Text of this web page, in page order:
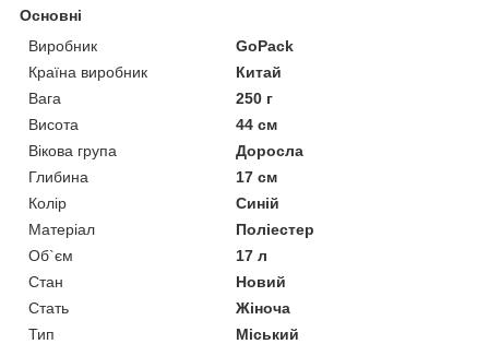
Основні
Виробник
GoPack
Країна виробник
Китай
Вага
250 г
Висота
44 см
Вікова група
Доросла
Глибина
17 см
Колір
Синій
Матеріал
Поліестер
Об`єм
17 л
Стан
Новий
Стать
Жіноча
Тип
Міський